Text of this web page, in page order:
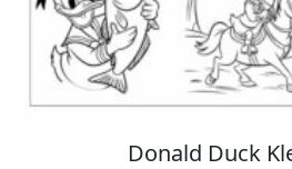
Stitch